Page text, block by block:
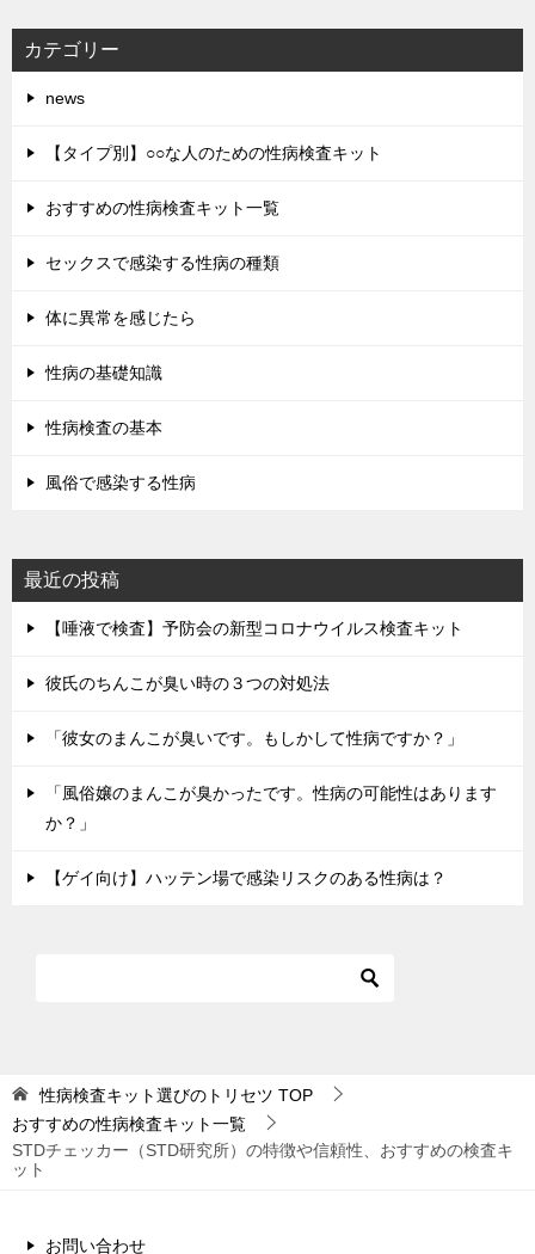
カテゴリー
news
【タイプ別】○○な人のための性病検査キット
おすすめの性病検査キット一覧
セックスで感染する性病の種類
体に異常を感じたら
性病の基礎知識
性病検査の基本
風俗で感染する性病
最近の投稿
【唾液で検査】予防会の新型コロナウイルス検査キット
彼氏のちんこが臭い時の３つの対処法
「彼女のまんこが臭いです。もしかして性病ですか？」
「風俗嬢のまんこが臭かったです。性病の可能性はあります
か？」
【ゲイ向け】ハッテン場で感染リスクのある性病は？
性病検査キット選びのトリセツ TOP
おすすめの性病検査キット一覧
STDチェッカー（STD研究所）の特徴や信頼性、おすすめの検査キ
ット
お問い合わせ